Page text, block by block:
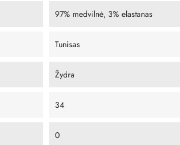
97% medvilnė, 3% elastanas
Tunisas
Žydra
34
0